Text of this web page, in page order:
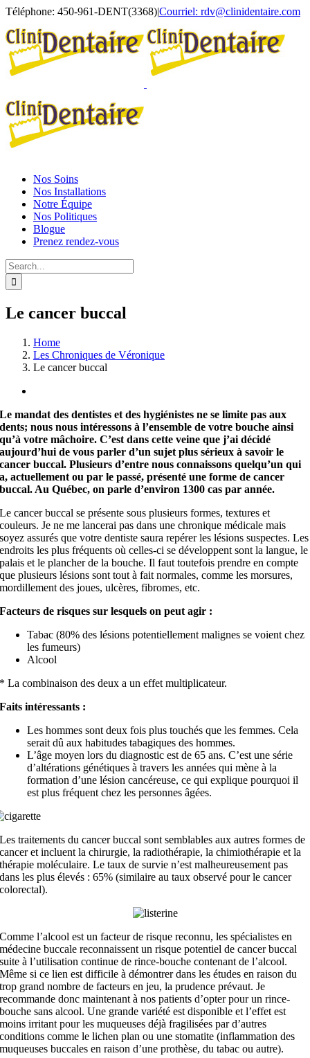
Skip
content
Téléphone: 450-961-DENT(3368)|Courriel: rdv@clinidentaire.com
Nos Soins
Nos Installations
Notre Équipe
Nos Politiques
Blogue
Prenez rendez-vous
Search
for:
Le cancer buccal
Home
Les Chroniques de Véronique
Le cancer buccal
Image
Le mandat des dentistes et des hygiénistes ne se limite pas aux
dents;nous nous intéressons à l’ensemble de votre bouche ainsi
qu’à votre mâchoire. C’est dans cette veine que j’ai décidé
aujourd’hui de vous parler d’un sujet plus sérieux à savoir le
cancer buccal. Plusieurs d’entre nous connaissons quelqu’un qui
a, actuellement ou par le passé, présenté une forme de cancer
buccal. Au Québec, on parle d’environ 1300 cas par année.
Le cancer buccal se présente sous plusieurs formes, textures et
couleurs. Je ne me lancerai pas dans une chronique médicale mais
soyez assurés que votre dentiste saura repérer les lésions suspectes. Les
endroits les plus fréquents où celles-ci se développent sont la langue, le
palais et le plancher de la bouche. Il faut toutefois prendre en compte
que plusieurs lésions sont tout à fait normales, comme les morsures,
mordillement des joues, ulcères, fibromes, etc.
Facteurs de risques sur lesquels on peut agir :
Tabac (80% des lésions potentiellement malignes se voient chez
les fumeurs)
Alcool
* La combinaison des deux a un effet multiplicateur.
Faits intéressants :
Les hommes sont deux fois plus touchés que les femmes. Cela
serait dû aux habitudes tabagiques des hommes.
L’âge moyen lors du diagnostic est de 65 ans. C’est une série
d’altérations génétiques à travers les années qui mène à la
formation d’une lésion cancéreuse, ce qui explique pourquoi il
est plus fréquent chez les personnes âgées.
Les traitements du cancer buccal sont semblables aux autres formes de
cancer et incluent la chirurgie, la radiothérapie, la chimiothérapie et la
thérapie moléculaire. Le taux de survie n’est malheureusement pas
dans les plus élevés : 65% (similaire au taux observé pour le cancer
colorectal).
Comme l’alcool est un facteur de risque reconnu, les spécialistes en
médecine buccale reconnaissent un risque potentiel de cancer buccal
suite à l’utilisation continue de rince-bouche contenant de l’alcool.
Même si ce lien est difficile à démontrer dans les études en raison du
trop grand nombre de facteurs en jeu, la prudence prévaut. Je
recommande donc maintenant à nos patients d’opter pour un rince-
bouche sans alcool. Une grande variété est disponible et l’effet est
moins irritant pour les muqueuses déjà fragilisées par d’autres
conditions comme le lichen plan ou une stomatite (inflammation des
muqueuses buccales en raison d’une prothèse, du tabac ou autre).